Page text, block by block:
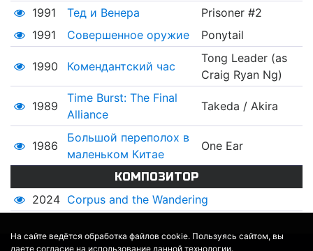
На сайте ведётся обработка файлов cookie. Пользуясь сайтом, вы
даете согласие на использование данной технологии.
1991
Тед и Венера
Prisoner #2
1991
Совершенное оружие Ponytail
1990 Комендантский час
Tong Leader (as
Craig Ryan Ng)
1989
Time Burst: The Final
Alliance
Takeda / Akira
1986
Большой переполох в
маленьком Китае
One Ear
КОМПОЗИТОР
2024 Corpus and the Wandering